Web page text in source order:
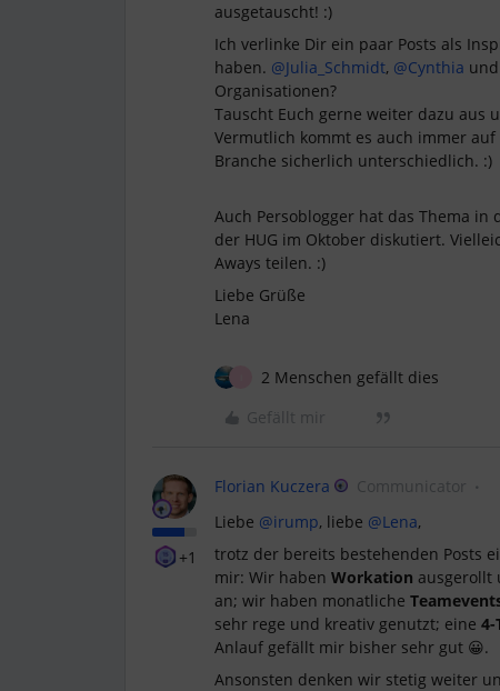
ausgetauscht! :)
Ich verlinke Dir ein paar Posts als
haben. @Julia_Schmidt, @Cynthia und
Organisationen?
Tauscht Euch gerne weiter dazu aus
Vermutlich kommt es auch immer
Branche sicherlich unterschiedlich. :)
Auch Persoblogger hat das Thema
der HUG im Oktober diskutiert.
Aways teilen. :)
Liebe Grüße
Lena
2 Menschen gefällt dies
Gefällt mir
+1
Florian Kuczera Communicator
Liebe @irump, liebe @Lena,
trotz der bereits bestehenden Posts
mir: Wir haben Workation ausgerollt
an; wir haben monatliche
sehr rege und kreativ genutzt; eine 4-
Anlauf gefällt mir bisher sehr gut 😀.
Ansonsten denken wir stetig weiter